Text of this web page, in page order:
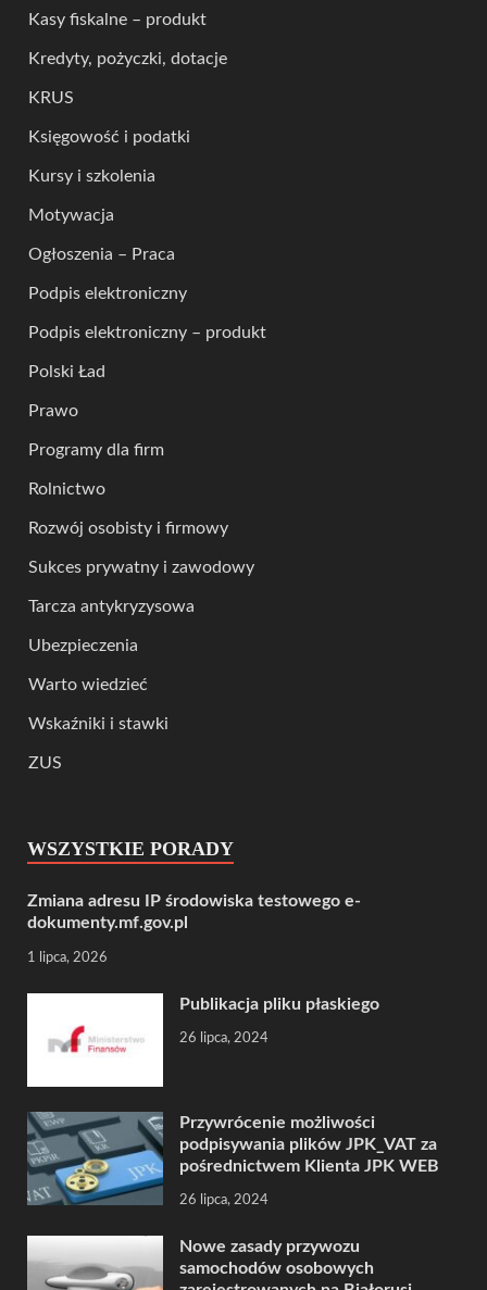
Kasy fiskalne – produkt
Kredyty, pożyczki, dotacje
KRUS
Księgowość i podatki
Kursy i szkolenia
Motywacja
Ogłoszenia – Praca
Podpis elektroniczny
Podpis elektroniczny – produkt
Polski Ład
Prawo
Programy dla firm
Rolnictwo
Rozwój osobisty i firmowy
Sukces prywatny i zawodowy
Tarcza antykryzysowa
Ubezpieczenia
Warto wiedzieć
Wskaźniki i stawki
ZUS
WSZYSTKIE PORADY
Zmiana adresu IP środowiska testowego e-
dokumenty.mf.gov.pl
1 lipca, 2026
Publikacja pliku płaskiego
26 lipca, 2024
Przywrócenie możliwości
podpisywania plików JPK_VAT za
pośrednictwem Klienta JPK WEB
26 lipca, 2024
Nowe zasady przywozu
samochodów osobowych